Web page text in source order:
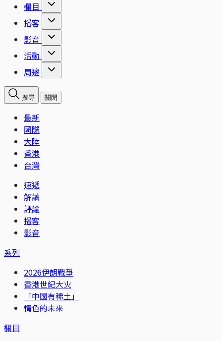
欄目
播客
影音
活動
周邊
搜尋 關閉
最新
國際
大陸
香港
台灣
速遞
解讀
評論
播客
影音
系列
2026伊朗戰爭
香港世紀大火
「中國有稀土」
情色的未來
欄目